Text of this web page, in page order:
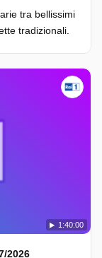
tra bellissimi
tradizionali.
1:40:00
2026